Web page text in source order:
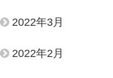
2022年3月
2022年2月